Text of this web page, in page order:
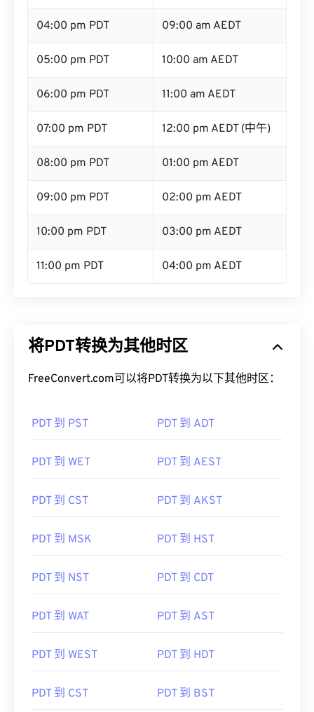
04:00 pm PDT 09:00 am AEDT
05:00 pm PDT 10:00 am AEDT
06:00 pm PDT 11:00 am AEDT
07:00 pm PDT 12:00 pm AEDT (中午)
08:00 pm PDT 01:00 pm AEDT
09:00 pm PDT 02:00 pm AEDT
10:00 pm PDT 03:00 pm AEDT
11:00 pm PDT 04:00 pm AEDT
将PDT转换为其他时区
FreeConvert.com可以将PDT转换为以下其他时区：
PDT 到 PST PDT 到 ADT
PDT 到 WET PDT 到 AEST
PDT 到 CST PDT 到 AKST
PDT 到 MSK PDT 到 HST
PDT 到 NST PDT 到 CDT
PDT 到 WAT PDT 到 AST
PDT 到 WEST PDT 到 HDT
PDT 到 CST PDT 到 BST